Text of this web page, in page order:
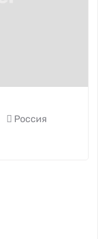
Россия